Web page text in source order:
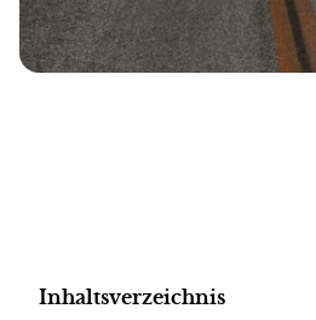
Inhaltsverzeichnis